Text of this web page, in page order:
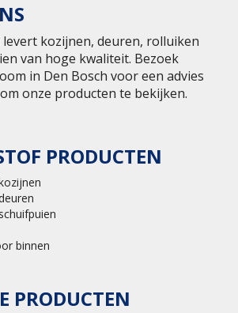
levert kozijnen, deuren, rolluiken
van hoge kwaliteit. Bezoek
in Den Bosch voor een advies
onze producten te bekijken.
PRODUCTEN
binnen
PRODUCTEN